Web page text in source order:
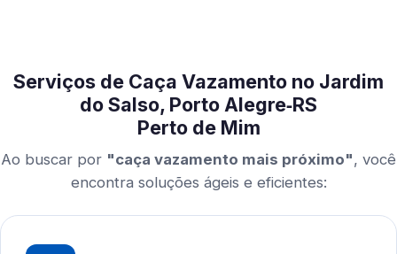
Serviços de Caça Vazamento no Jardim
do Salso, Porto Alegre‑RS
Perto de Mim
Ao buscar por "caça vazamento mais próximo", você
encontra soluções ágeis e eficientes: